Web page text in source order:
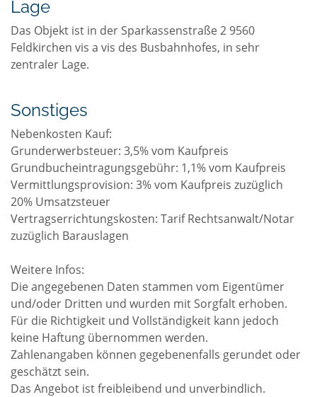
Lage
Das Objekt ist in der Sparkassenstraße 2 9560
Feldkirchen vis a vis des Busbahnhofes, in sehr
Sonstiges
Nebenkosten Kauf:
Grunderwerbsteuer: 3,5% vom Kaufpreis
Grundbucheintragungsgebühr: 1,1% vom Kaufpreis
Vermittlungsprovision: 3% vom Kaufpreis zuzüglich
20% Umsatzsteuer
Vertragserrichtungskosten: Tarif Rechtsanwalt/Notar
zuzüglich Barauslagen
Weitere Infos:
Die angegebenen Daten stammen vom Eigentümer
und/oder Dritten und wurden mit Sorgfalt erhoben.
Für die Richtigkeit und Vollständigkeit kann jedoch
keine Haftung übernommen werden.
Zahlenangaben können gegebenenfalls gerundet oder
geschätzt sein.
Das Angebot ist freibleibend und unverbindlich.